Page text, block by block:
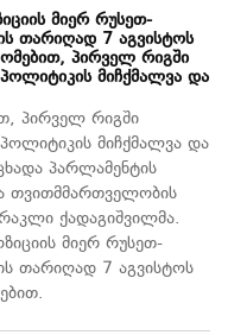
მიერ რუსეთ-
თარიღად 7 აგვისტოს
პირველ რიგში
მიჩქმალვა და
პირველ რიგში
მიჩქმალვა და
პარლამენტის
თვითმმართველობის
ქადაგიშვილმა.
მიერ რუსეთ-
თარიღად 7 აგვისტოს